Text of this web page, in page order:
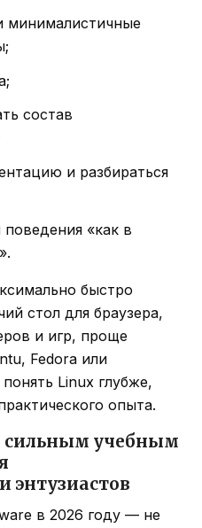
минималистичные
состав
и разбираться
«как в
быстро
стол для браузера,
и игр, проще
Fedora или
Linux глубже,
опыта.
сильным учебным
энтузиастов
в 2026 году — не